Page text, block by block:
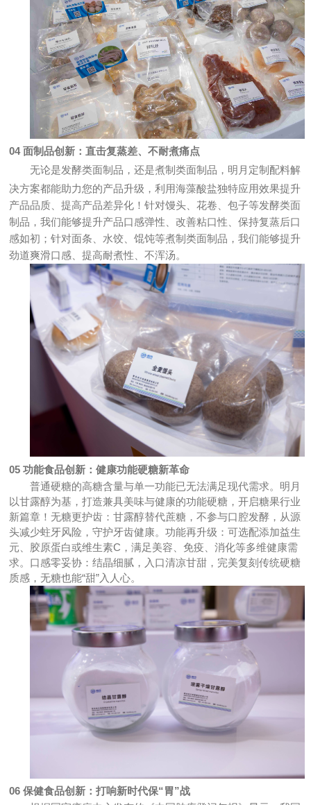
04 面制品创新：直击复蒸差、不耐煮痛点
无论是发酵类面制品，还是煮制类面制品，明月定制配料解
决方案都能助力您的产品升级，利用海藻酸盐独特应用效果提升
产品品质、提高产品差异化！针对馒头、花卷、包子等发酵类面
制品，我们能够提升产品口感弹性、改善粘口性、保持复蒸后口
感如初；针对面条、水饺、馄饨等煮制类面制品，我们能够提升
劲道爽滑口感、提高耐煮性、不浑汤。
05功能食品创新：健康功能硬糖新革命
普通硬糖的高糖含量与单一功能已无法满足现代需求。明月
以甘露醇为基，打造兼具美味与健康的功能硬糖，开启糖果行业
新篇章！无糖更护齿：甘露醇替代蔗糖，不参与口腔发酵，从源
头减少蛀牙风险，守护牙齿健康。功能再升级：可选配添加益生
元、胶原蛋白或维生素C，满足美容、免疫、消化等多维健康需
求。口感零妥协：结晶细腻，入口清凉甘甜，完美复刻传统硬糖
质感，无糖也能“甜”入人心。
06保健食品创新：打响新时代保“胃”战